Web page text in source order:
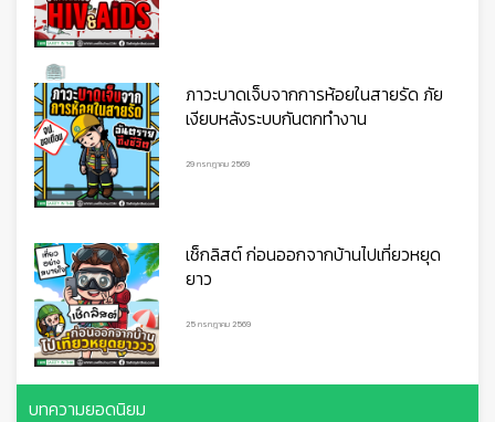
ภาวะบาดเจ็บจากการห้อยในสายรัด ภัย
เงียบหลังระบบกันตกทำงาน
29 กรกฎาคม 2569
เช็กลิสต์ ก่อนออกจากบ้านไปเที่ยวหยุด
ยาว
25 กรกฎาคม 2569
บทความยอดนิยม